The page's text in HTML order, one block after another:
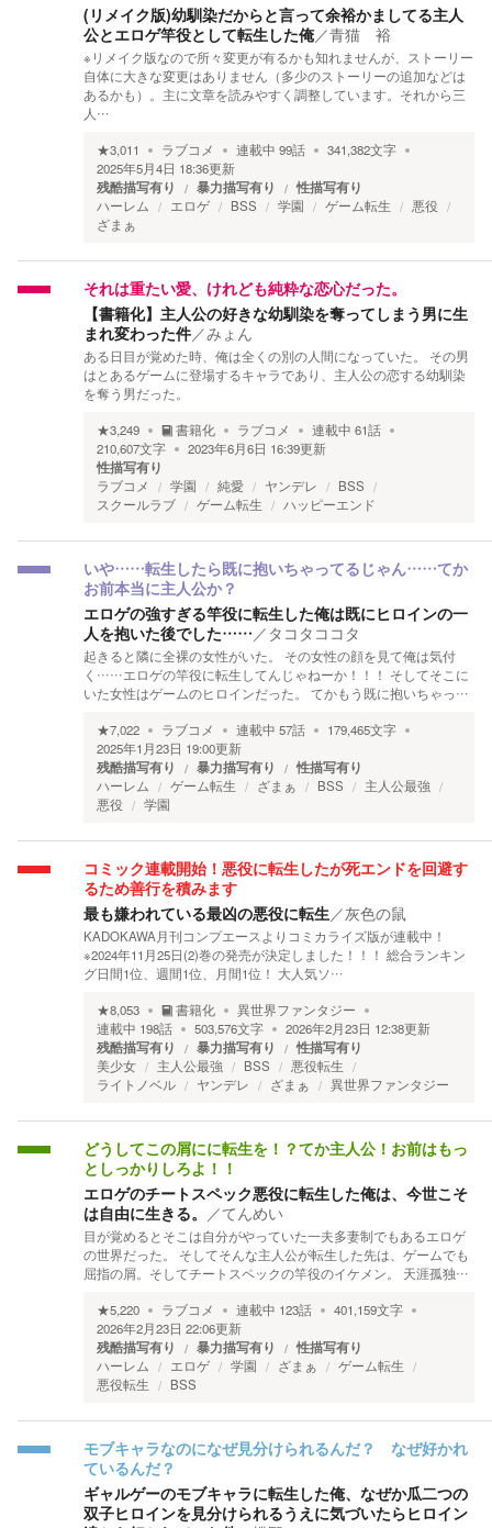
(リメイク版)幼馴染だからと言って余裕かましてる主人
公とエロゲ竿役として転生した俺／青猫 裕
※リメイク版なので所々変更が有るかも知れませんが、ストーリー
自体に大きな変更はありません（多少のストーリーの追加などは
あるかも）。主に文章を読みやすく調整しています。それから三
人…
★3,011 ラブコメ 連載中 99話 341,382文字
2025年5月4日 18:36更新
残酷描写有り 暴力描写有り 性描写有り
ハーレム エロゲ BSS 学園 ゲーム転生
悪役
ざまぁ
それは重たい愛、けれども純粋な恋心だった。
【書籍化】主人公の好きな幼馴染を奪ってしまう男に生
まれ変わった件／みょん
ある日目が覚めた時、俺は全くの別の人間になっていた。 その男
はとあるゲームに登場するキャラであり、主人公の恋する幼馴染
を奪う男だった。
★3,249 書籍化 ラブコメ 連載中 61話
210,607文字 2023年6月6日 16:39更新
性描写有り
ラブコメ 学園 純愛 ヤンデレ
BSS
スクールラブ
ゲーム転生 ハッピーエンド
いや……転生したら既に抱いちゃってるじゃん……てか
お前本当に主人公か？
エロゲの強すぎる竿役に転生した俺は既にヒロインの一
人を抱いた後でした……／ タコタココタ
起きると隣に全裸の女性がいた。 その女性の顔を見て俺は気付
く……エロゲの竿役に転生してんじゃねーか！！！ そしてそこに
いた女性はゲームのヒロインだった。 てかもう既に抱いちゃっ…
★7,022 ラブコメ 連載中 57話 179,465文字
2025年1月23日 19:00更新
残酷描写有り 暴力描写有り 性描写有り
ハーレム ゲーム転生 ざまぁ BSS
主人公最強
悪役
学園
コミック連載開始！悪役に転生したが死エンドを回避す
るため善行を積みます
最も嫌われている最凶の悪役に転生／灰色の鼠
KADOKAWA月刊コンプエースよりコミカライズ版が連載中！
※2024年11月25日(2)巻の発売が決定しました！！！ 総合ランキン
グ日間1位、週間1位、月間1位！ 大人気ソ…
★8,053 書籍化
異世界ファンタジー
連載中 198話 503,576文字 2026年2月23日 12:38更新
残酷描写有り 暴力描写有り 性描写有り
美少女 主人公最強 BSS
悪役転生
ライトノベル
ヤンデレ ざまぁ 異世界ファンタジー
どうしてこの屑にに転生を！？てか主人公！お前はもっ
としっかりしろよ！！
エロゲのチートスペック悪役に転生した俺は、今世こそ
は自由に生きる。 ／てんめい
目が覚めるとそこは自分がやっていた一夫多妻制でもあるエロゲ
の世界だった。 そしてそんな主人公が転生した先は、ゲームでも
屈指の屑。そしてチートスペックの竿役のイケメン。 天涯孤独…
★5,220 ラブコメ 連載中 123話 401,159文字
2026年2月23日 22:06更新
残酷描写有り 暴力描写有り 性描写有り
ハーレム エロゲ 学園 ざまぁ
ゲーム転生
悪役転生
BSS
モブキャラなのになぜ見分けられるんだ？ なぜ好かれ
ているんだ？
ギャルゲーのモブキャラに転生した俺、なぜか瓜二つの
双子ヒロインを見分けられるうえに気づいたらヒロイン